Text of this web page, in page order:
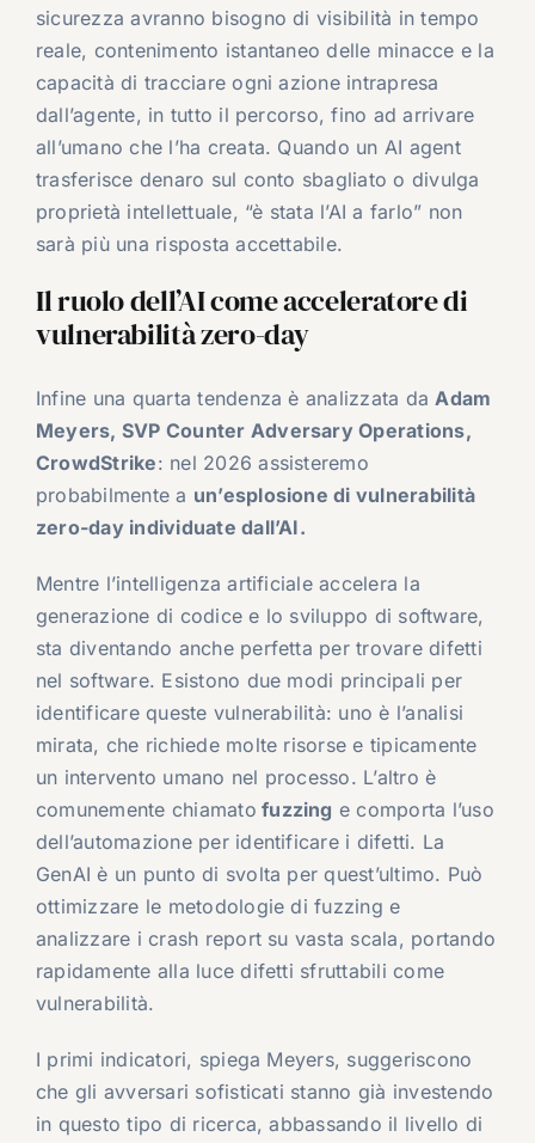
sicurezza avranno bisogno di visibilità in tempo
reale, contenimento istantaneo delle minacce e la
capacità di tracciare ogni azione intrapresa
dall’agente, in tutto il percorso, fino ad arrivare
all’umano che l’ha creata. Quando un AI agent
trasferisce denaro sul conto sbagliato o divulga
proprietà intellettuale, “è stata l’AI a farlo” non
sarà più una risposta accettabile.
Il ruolo dell’AI come acceleratore di
vulnerabilità zero-day
Infine una quarta tendenza è analizzata daAdam
Meyers, SVP Counter Adversary Operations,
CrowdStrike: nel 2026 assisteremo
probabilmente a un’esplosione di vulnerabilità
zero-day individuate dall’AI.
Mentre l’intelligenza artificiale accelera la
generazione di codice e lo sviluppo di software,
sta diventando anche perfetta per trovare difetti
nel software. Esistono due modi principali per
identificare queste vulnerabilità: uno è l’analisi
mirata, che richiede molte risorse e tipicamente
un intervento umano nel processo. L’altro è
comunemente chiamato fuzzing e comporta l’uso
dell’automazione per identificare i difetti. La
GenAI è un punto di svolta per quest’ultimo. Può
ottimizzare le metodologie di fuzzing e
analizzare i crash report su vasta scala, portando
rapidamente alla luce difetti sfruttabili come
vulnerabilità.
I primi indicatori, spiega Meyers, suggeriscono
che gli avversari sofisticati stanno già investendo
in questo tipo di ricerca, abbassando il livello di